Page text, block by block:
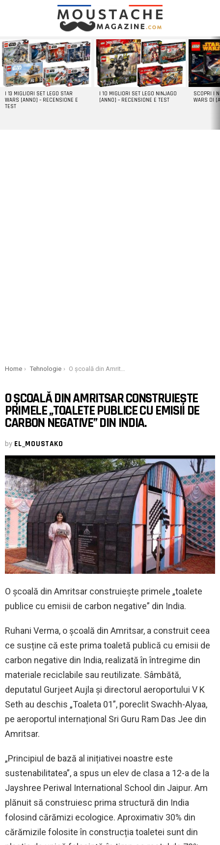
LATEST
STORIES
I 13 MIGLIORI SET LEGO STAR
WARS [ANNO] – RECENSIONE E
TEST
I 10 MIGLIORI SET LEGO NINJAGO
[ANNO] – RECENSIONE E TEST
SCOPRI I
WARS DI
You are here:
Home Tehnologie O școală din Amritsar construiește primele „toalete publice cu emisii de carbon negative” din India.
O ȘCOALĂ DIN AMRITSAR CONSTRUIEȘTE
PRIMELE „TOALETE PUBLICE CU EMISII DE
CARBON NEGATIVE” DIN INDIA.
by EL_MOUSTAKO
O școală din Amritsar construiește primele „toalete
publice cu emisii de carbon negative” din India.
Ruhani Verma, o școală din Amritsar, a construit ceea
ce susține că este prima toaletă publică cu emisii de
carbon negative din India, realizată în întregime din
materiale reciclabile sau reutilizate. Sâmbătă,
deputatul Gurjeet Aujla și directorul aeroportului V K
Seth au deschis „Toaleta 01”, poreclit Swachh-Alyaa,
pe aeroportul internațional Sri Guru Ram Das Jee din
Amritsar.
„Principiul de bază al inițiativei noastre este
sustenabilitatea”, a spus un elev de clasa a 12-a de la
Jayshree Periwal International School din Jaipur. Am
plănuit să construiesc prima structură din India
folosind cărămizi ecologice. Aproximativ 30% din
cărămizile folosite în construcția toaletei sunt din